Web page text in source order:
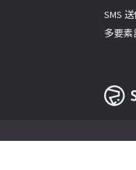
SMS
多要素